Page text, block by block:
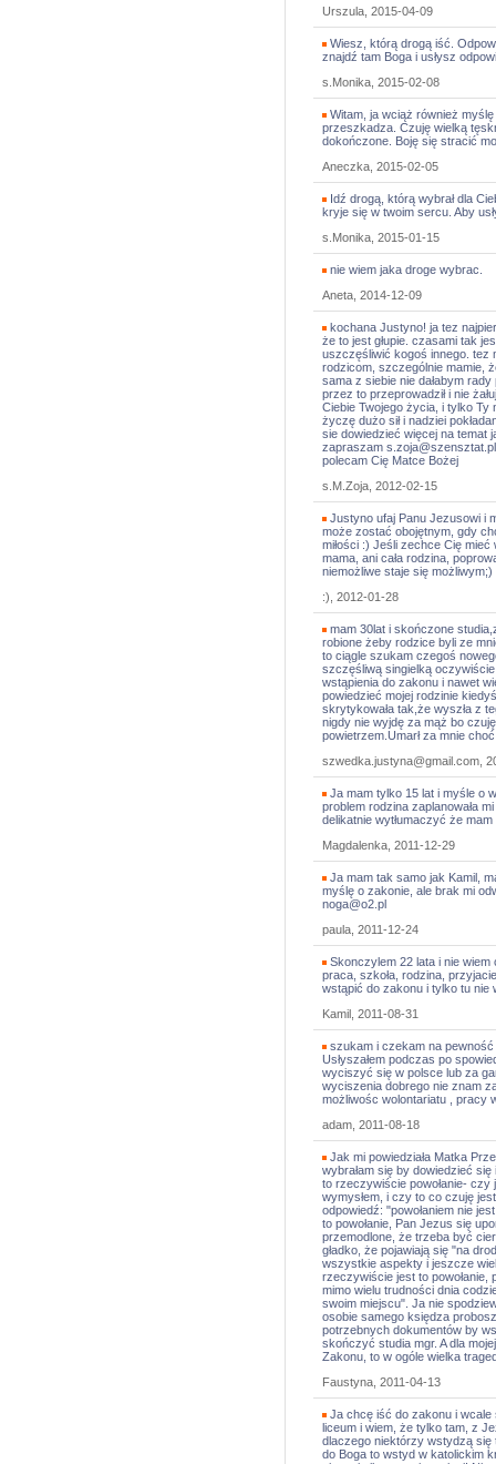
Urszula, 2015-04-09
Wiesz, którą drogą iść.
znajdź tam Boga i usłysz
s.Monika, 2015-02-08
Witam, ja wciąż również
przeszkadza. Czuję wielką
dokończone. Boję się stracić
Aneczka, 2015-02-05
Idź drogą, którą wybrał dla
kryje się w twoim sercu. Aby
s.Monika, 2015-01-15
nie wiem jaka droge wybrac.
Aneta, 2014-12-09
kochana Justyno! ja tez
że to jest głupie. czasami tak
uszczęśliwić kogoś innego. tez
rodzicom, szczególnie mamie,
sama z siebie nie dałabym
przez to przeprowadził i nie
Ciebie Twojego życia, i tylko Ty
życzę dużo sił i nadziei
sie dowiedzieć więcej na temat
zapraszam
polecam Cię Matce Bożej
s.M.Zoja, 2012-02-15
Justyno ufaj Panu Jezusowi i
może zostać obojętnym, gdy
miłości :) Jeśli zechce Cię
mama, ani cała rodzina,
niemożliwe staje się
:), 2012-01-28
mam 30lat i skończone
robione żeby rodzice byli ze
to ciągle szukam czegoś
szczęśliwą singielką
wstąpienia do zakonu i nawet
powiedzieć mojej rodzinie
skrytykowała tak,że wyszła z
nigdy nie wyjdę za mąż bo
powietrzem.Umarł za mnie
szwedka.justyna@gmail.com,
Ja mam tylko 15 lat i myśle o
problem rodzina zaplanowała
delikatnie wytłumaczyć że mam
Magdalenka, 2011-12-29
Ja mam tak samo jak Kamil,
myślę o zakonie, ale brak mi
noga@o2.pl
paula, 2011-12-24
Skonczylem 22 lata i nie
praca, szkoła, rodzina,
wstąpić do zakonu i tylko tu
Kamil, 2011-08-31
szukam i czekam na
Usłyszałem podczas po
wyciszyć się w polsce lub za
wyciszenia dobrego nie znam
możliwośc wolontariatu , pracy
adam, 2011-08-18
Jak mi powiedziała Matka
wybrałam się by dowiedzieć
to rzeczywiście powołanie-
wymysłem, i czy to co czuję
odpowiedź: "powołaniem nie
to powołanie, Pan Jezus się
przemodlone, że trzeba być
gładko, że pojawiają się "na
wszystkie aspekty i jeszcze
rzeczywiście jest to
mimo wielu trudności dnia
swoim miejscu". Ja nie
osobie samego księdza
potrzebnych dokumentów by
skończyć studia mgr. A dla
Zakonu, to w ogóle wielka
Faustyna, 2011-04-13
Ja chcę iść do zakonu i
liceum i wiem, że tylko tam, z
dlaczego niektórzy wstydzą się
do Boga to wstyd w katolickim